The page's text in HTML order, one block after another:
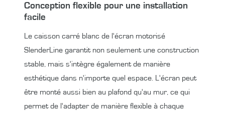
Conception flexible pour une installation
facile
Le caisson carré blanc de l'écran motorisé
SlenderLine garantit non seulement une construction
stable, mais s'intègre également de manière
esthétique dans n'importe quel espace. L'écran peut
être monté aussi bien au plafond qu'au mur, ce qui
permet de l'adapter de manière flexible à chaque